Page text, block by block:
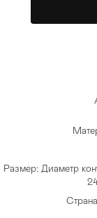
Стулья >
Размер: Диаметр